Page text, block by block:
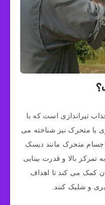
تیراندازی است که با
یا متحرک نیز شناخته می
متحرک مانند دیسک
تمرکز بالا و قدرت بینایی
کمک می کند تا اهداف
و شلیک کنند.